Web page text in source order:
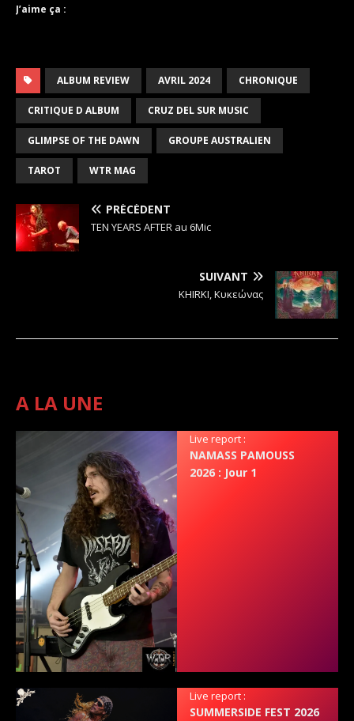
J’aime ça :
ALBUM REVIEW AVRIL 2024 CHRONIQUE
CRITIQUE D ALBUM CRUZ DEL SUR MUSIC
GLIMPSE OF THE DAWN GROUPE AUSTRALIEN
TAROT WTR MAG
PRÉCÉDENT
TEN YEARS AFTER au 6Mic
SUIVANT
KHIRKI, Κυκεώνας
A LA UNE
Live report :
NAMASS PAMOUSS
2026 : Jour 1
Live report :
SUMMERSIDE FEST 2026